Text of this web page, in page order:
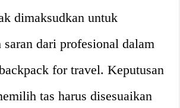
dimaksudkan untuk
saran dari profesional dalam
for travel. Keputusan
tas harus disesuaikan